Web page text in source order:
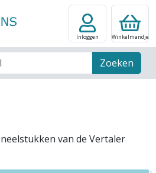
Zoeken
Inloggen Winkelmandje
van de Vertaler